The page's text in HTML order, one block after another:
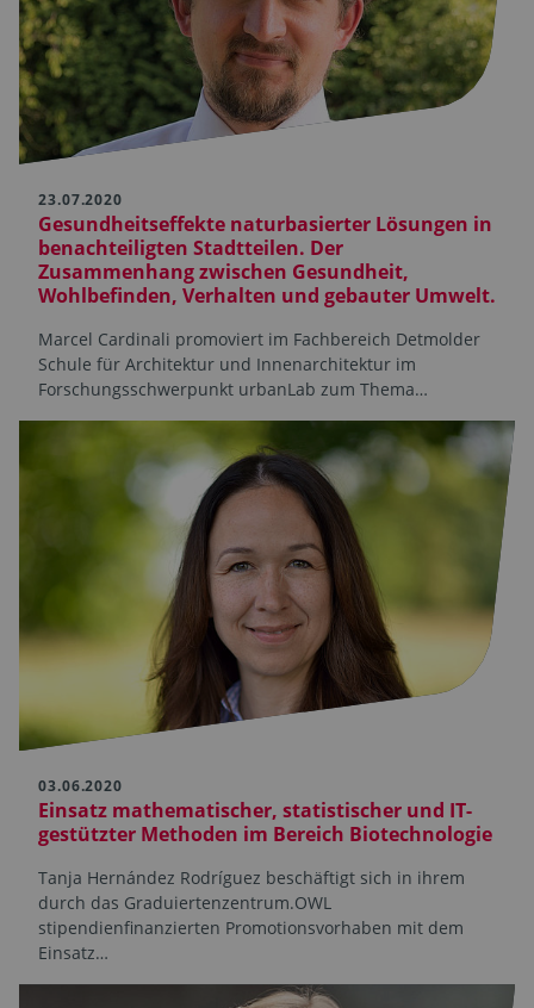
23.07.2020
Gesundheitseffekte naturbasierter Lösungen in
benachteiligten Stadtteilen. Der
Zusammenhang zwischen Gesundheit,
Wohlbefinden, Verhalten und gebauter Umwelt.
Marcel Cardinali promoviert im Fachbereich Detmolder
Schule für Architektur und Innenarchitektur im
Forschungsschwerpunkt urbanLab zum Thema…
03.06.2020
Einsatz mathematischer, statistischer und IT-
gestützter Methoden im Bereich Biotechnologie
Tanja Hernández Rodríguez beschäftigt sich in ihrem
durch das Graduiertenzentrum.OWL
stipendienfinanzierten Promotionsvorhaben mit dem
Einsatz…